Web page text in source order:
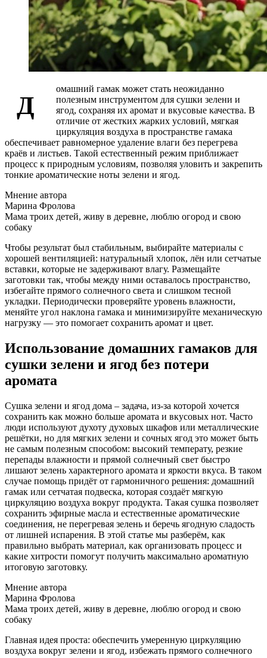
Д
омашний гамак может стать неожиданно
полезным инструментом для сушки зелени и
ягод, сохраняя их аромат и вкусовые качества. В
отличие от жестких жарких условий, мягкая
циркуляция воздуха в пространстве гамака
обеспечивает равномерное удаление влаги без перегрева
краёв и листьев. Такой естественный режим приближает
процесс к природным условиям, позволяя уловить и закрепить
тонкие ароматические ноты зелени и ягод.
Мнение автора
Марина Фролова
Мама троих детей, живу в деревне, люблю огород и свою
собаку
Чтобы результат был стабильным, выбирайте материалы с
хорошей вентиляцией: натуральный хлопок, лён или сетчатые
вставки, которые не задерживают влагу. Размещайте
заготовки так, чтобы между ними оставалось пространство,
избегайте прямого солнечного света и слишком тесной
укладки. Периодически проверяйте уровень влажности,
меняйте угол наклона гамака и минимизируйте механическую
нагрузку — это помогает сохранить аромат и цвет.
Использование домашних гамаков для
сушки зелени и ягод без потери
аромата
Сушка зелени и ягод дома – задача, из-за которой хочется
сохранить как можно больше аромата и вкусовых нот. Часто
люди используют духоту духовых шкафов или металлические
решётки, но для мягких зелени и сочных ягод это может быть
не самым полезным способом: высокий температу, резкие
перепады влажности и прямой солнечный свет быстро
лишают зелень характерного аромата и яркости вкуса. В таком
случае помощь придёт от гармоничного решения: домашний
гамак или сетчатая подвеска, которая создаёт мягкую
циркуляцию воздуха вокруг продукта. Такая сушка позволяет
сохранить эфирные масла и естественные ароматические
соединения, не перегревая зелень и беречь ягодную сладость
от лишней испарения. В этой статье мы разберём, как
правильно выбрать материал, как организовать процесс и
какие хитрости помогут получить максимально ароматную
итоговую заготовку.
Мнение автора
Марина Фролова
Мама троих детей, живу в деревне, люблю огород и свою
собаку
Главная идея проста: обеспечить умеренную циркуляцию
воздуха вокруг зелени и ягод, избежать прямого солнечного